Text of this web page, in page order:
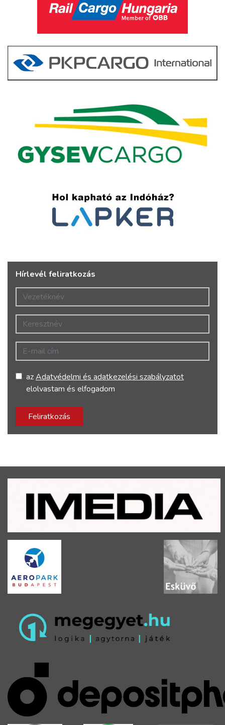
Hírlevél feliratkozás
Vezetéknév
Keresztnév
E-mail cím
azAdatvédelmi és adatkezelési szabályzatot
elolvastam és elfogadom
Feliratkozás